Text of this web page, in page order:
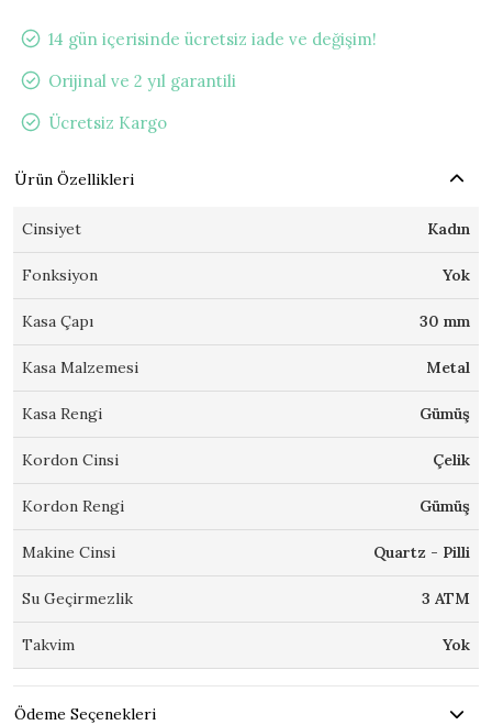
14 gün içerisinde ücretsiz iade ve değişim!
Orijinal ve 2 yıl garantili
Ücretsiz Kargo
Ürün Özellikleri
Cinsiyet Kadın
Fonksiyon Yok
Kasa Çapı 30 mm
Kasa Malzemesi Metal
Kasa Rengi Gümüş
Kordon Cinsi Çelik
Kordon Rengi Gümüş
Makine Cinsi Quartz - Pilli
Su Geçirmezlik 3 ATM
Takvim Yok
Ödeme Seçenekleri